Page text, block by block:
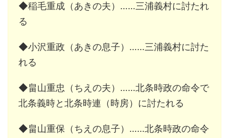
◆稲毛重成（あきの夫）……三浦義村に討たれ
る
◆小沢重政（あきの息子）……三浦義村に討た
れる
◆畠山重忠（ちえの夫）……北条時政の命令で
北条義時と北条時連（時房）に討たれる
◆畠山重保（ちえの息子）……北条時政の命令